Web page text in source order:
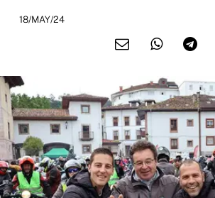
18/MAY/24